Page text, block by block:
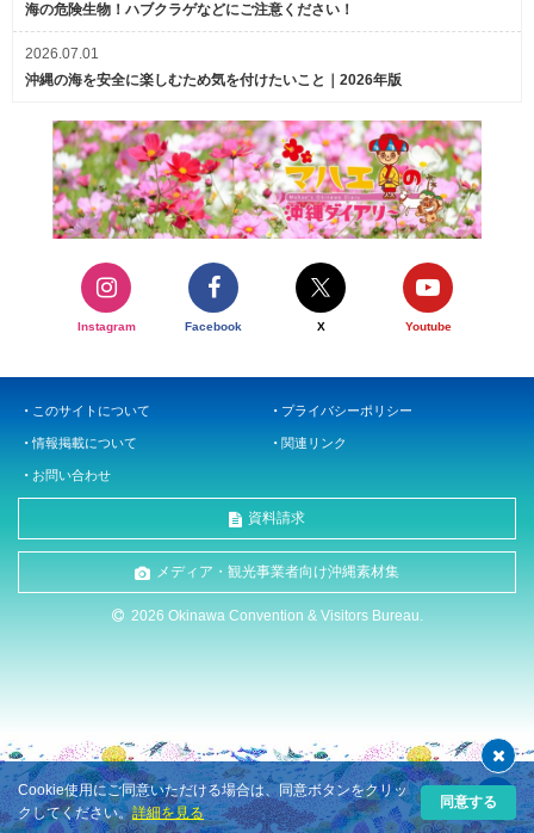
海の危険生物！ハブクラゲなどにご注意ください！
2026.07.01
沖縄の海を安全に楽しむため気を付けたいこと｜2026年版
Instagram Facebook X Youtube
このサイトについて プライバシーポリシー
情報掲載について 関連リンク
お問い合わせ
資料請求
メディア・観光事業者向け沖縄素材集
2026 Okinawa Convention & Visitors Bureau.
Cookie使用にご同意いただける場合は、同意ボタンをクリッ
クしてください。詳細を見る
同意する